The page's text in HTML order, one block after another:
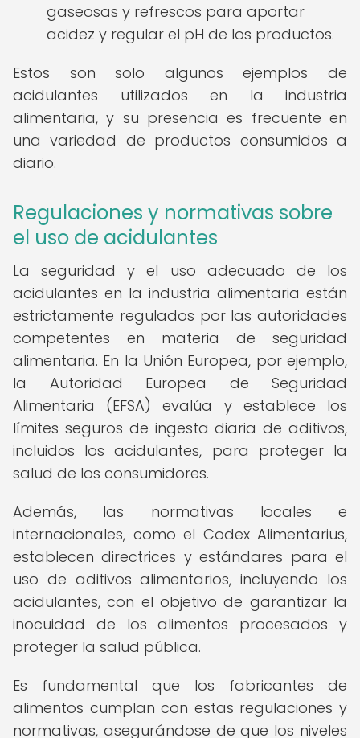
gaseosas y refrescos para aportar
acidez y regular el pH de los productos.
Estos son solo algunos ejemplos de
acidulantes utilizados en la industria
alimentaria, y su presencia es frecuente en
una variedad de productos consumidos a
diario.
Regulaciones y normativas sobre
el uso de acidulantes
La seguridad y el uso adecuado de los
acidulantes en la industria alimentaria están
estrictamente regulados por las autoridades
competentes en materia de seguridad
alimentaria. En la Unión Europea, por ejemplo,
la Autoridad Europea de Seguridad
Alimentaria (EFSA) evalúa y establece los
límites seguros de ingesta diaria de aditivos,
incluidos los acidulantes, para proteger la
salud de los consumidores.
Además, las normativas locales e
internacionales, como el Codex Alimentarius,
establecen directrices y estándares para el
uso de aditivos alimentarios, incluyendo los
acidulantes, con el objetivo de garantizar la
inocuidad de los alimentos procesados y
proteger la salud pública.
Es fundamental que los fabricantes de
alimentos cumplan con estas regulaciones y
normativas, asegurándose de que los niveles